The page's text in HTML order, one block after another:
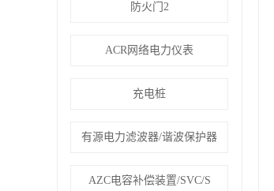
防火门2
ACR网络电力仪表
充电桩
有源电力滤波器/谐波保护器
AZC电容补偿装置/SVC/S